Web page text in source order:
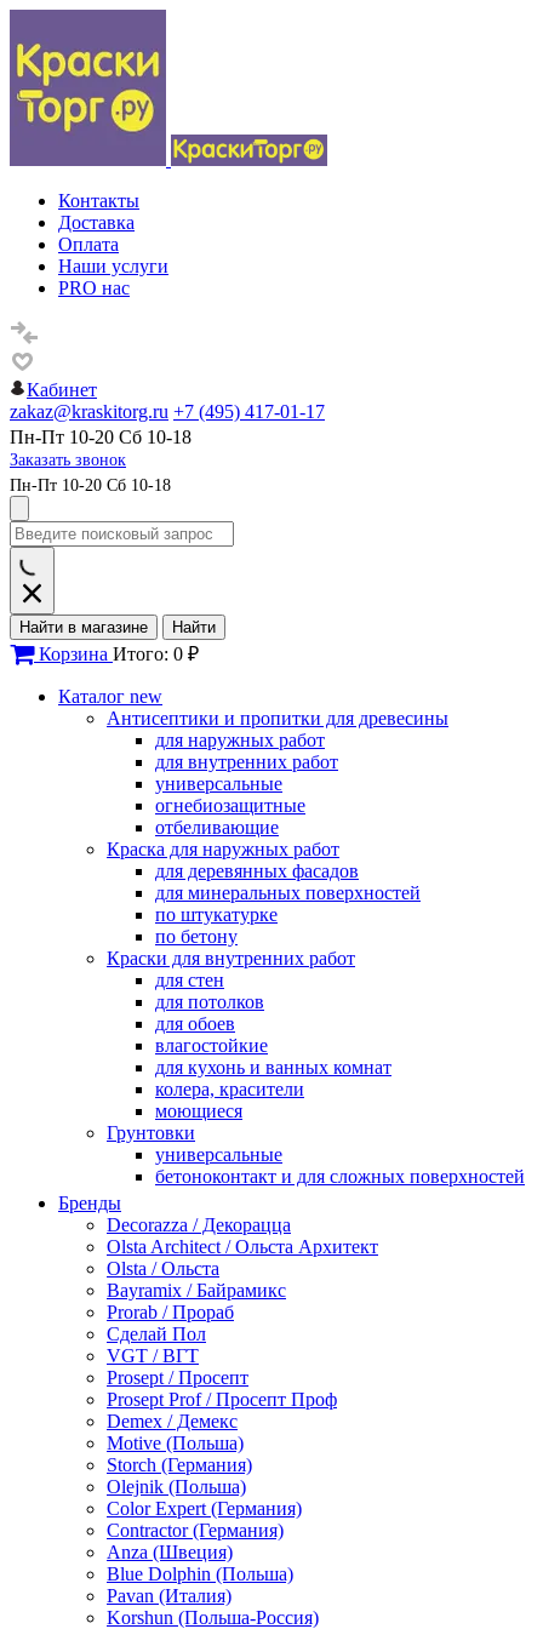
Контакты
Доставка
Оплата
Наши услуги
PRO нас
Кабинет
zakaz@kraskitorg.ru +7 (495) 417-01-17
Пн-Пт 10-20 Сб 10-18
Заказать звонок
Пн-Пт 10-20 Сб 10-18
Найти в магазине Найти
Корзина Итого: 0 ₽
Каталог new
Антисептики и пропитки для древесины
для наружных работ
для внутренних работ
универсальные
огнебиозащитные
отбеливающие
Краска для наружных работ
для деревянных фасадов
для минеральных поверхностей
по штукатурке
по бетону
Краски для внутренних работ
для стен
для потолков
для обоев
влагостойкие
для кухонь и ванных комнат
колера, красители
моющиеся
Грунтовки
универсальные
бетоноконтакт и для сложных поверхностей
по металлу
антикорозийные
под декоративные штукатурки
для гипсокартона
под штукатурку
Герметик
акриловые
силиконовые универсальные, нейтральные
силиконовые санитарные (антигрибковые)
шовные для срубов
для кровли
для каминов
полиуретановые
Декоративные штукатурки и краски
краски для декора, патина
мокрый шелк
венецианские (эффект мрамора)
песок (эффект песчаных вихрей)
декоративная шпаклевка
Бренды
Decorazza / Декорацца
Olsta Architect / Ольста Архитект
Olsta / Ольста
Bayramix / Байрамикс
Prorab / Прораб
Сделай Пол
VGT / ВГТ
Prosept / Просепт
Prosept Prof / Просепт Проф
Demex / Демекс
Motive (Польша)
Storch (Германия)
Olejnik (Польша)
Color Expert (Германия)
Contractor (Германия)
Anza (Швеция)
Blue Dolphin (Польша)
Pavan (Италия)
Korshun (Польша-Россия)